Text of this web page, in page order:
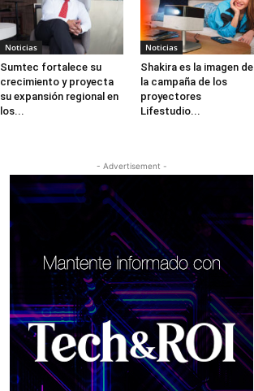
Noticias
Sumtec fortalece su
crecimiento y proyecta
su expansión regional en
los...
Noticias
Shakira es la imagen de
la campaña de los
proyectores
Lifestudio...
- Advertisement -